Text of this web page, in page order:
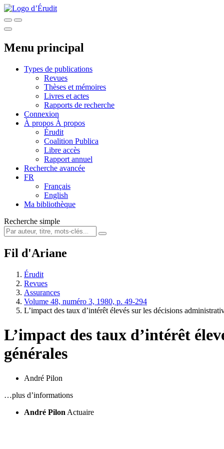
Menu principal
Types de publications
Revues
Thèses et mémoires
Livres et actes
Rapports de recherche
Connexion
À propos À propos
Érudit
Coalition Publica
Libre accès
Rapport annuel
Recherche avancée
FR
Français
English
Ma bibliothèque
Recherche simple
Fil d'Ariane
Érudit
Revues
Assurances
Volume 48, numéro 3, 1980, p. 49-294
L’impact des taux d’intérêt élevés sur les décisions
L’impact des taux d’intérêt
générales
André Pilon
…plus d’informations
André Pilon Actuaire